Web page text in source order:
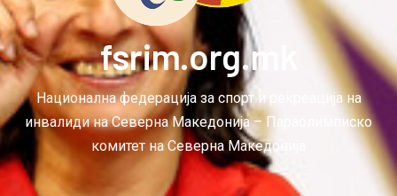
fsrim.org.mk
Национална федерација за спорт и рекреација на
инвалиди на Северна Македонија – Параолимписко
комитет на Северна Македонија